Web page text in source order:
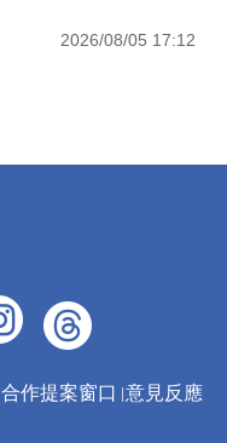
2026/08/05 17:12
合作提案窗口 意見反應